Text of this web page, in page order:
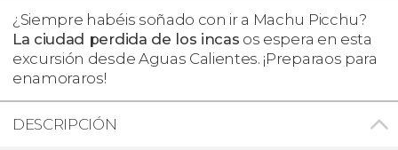
¿Siempre habéis soñado con ir a Machu Picchu?
La ciudad perdida de los incas os espera en esta
excursión desde Aguas Calientes. ¡Preparaos para
enamoraros!
DESCRIPCIÓN